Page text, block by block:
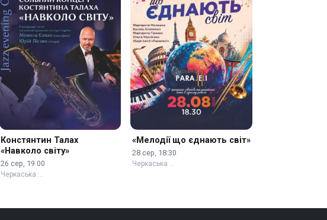
Констянтин Талах
«Навколо світу»
26 сер, 19:00
Черкаська …
«Мелодії що єднають світ»
28 сер, 18:30
Черкаська …